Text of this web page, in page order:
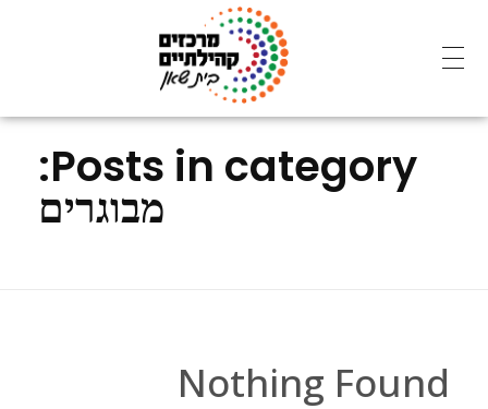
מרכזים קהילתיים - בית שאן
Posts in category:
מבוגרים
Nothing Found